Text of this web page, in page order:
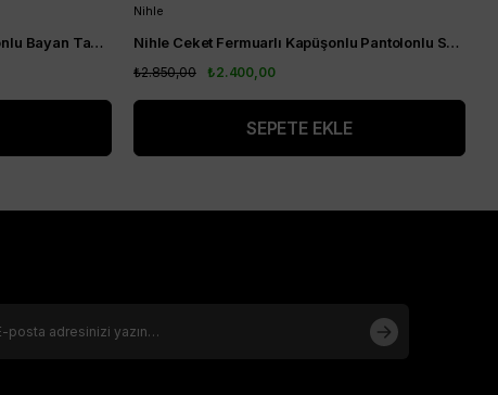
Nihle Yaka Nakış Detaylı Pantolonlu Bayan Takım Siyah
Nihle
Nihle Ceket Fermuarlı Kapüşonlu Pantolonlu Spor Bayan Takım Lacivert
₺2.400,00
₺2.850,00
SEPETE EKLE